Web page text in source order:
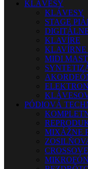
KLÁVESY
KLÁVESY
STAGE
KLAVÍRE
MIDI
PÓDIOVÁ
MIXÁŽNE